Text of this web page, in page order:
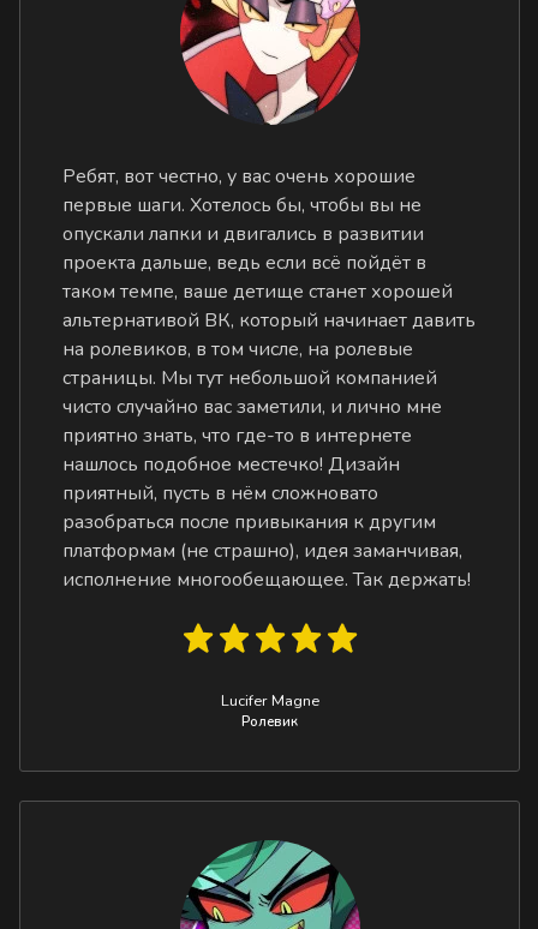
Ребят, вот честно, у вас очень хорошие
первые шаги. Хотелось бы, чтобы вы не
опускали лапки и двигались в развитии
проекта дальше, ведь если всё пойдёт в
таком темпе, ваше детище станет хорошей
альтернативой ВК, который начинает давить
на ролевиков, в том числе, на ролевые
страницы. Мы тут небольшой компанией
чисто случайно вас заметили, и лично мне
приятно знать, что где-то в интернете
нашлось подобное местечко! Дизайн
приятный, пусть в нём сложновато
разобраться после привыкания к другим
платформам (не страшно), идея заманчивая,
исполнение многообещающее. Так держать!
Lucifer Magne
Ролевик